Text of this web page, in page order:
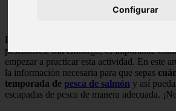
Configurar
La pesca de
pescadores. Sin embargo, es importante
empezar a practicar esta actividad. En este
la información necesaria para que sepas
temporada de pesca de salmón y así
escapadas de pesca de manera adecuada.